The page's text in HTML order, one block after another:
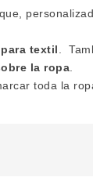
textil
la ropa
toda la